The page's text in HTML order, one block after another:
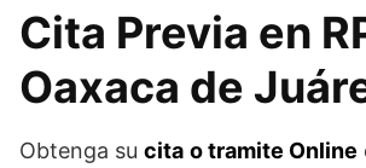
Cita Previa en
Oaxaca de
Obtenga su cita o tramite Online